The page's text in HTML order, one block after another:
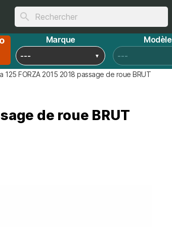
search
Marque Modèle
125 FORZA 2015 2018 passage de roue BRUT
de roue BRUT